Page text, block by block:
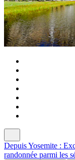
Depuis Yosemite :
randonnée parmi les